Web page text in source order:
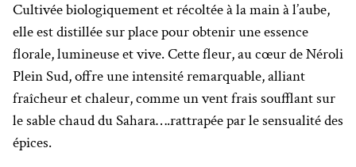
Cultivée biologiquement et récoltée à la main à l’aube,
elle est distillée sur place pour obtenir une essence
florale, lumineuse et vive. Cette fleur, au cœur de Néroli
Plein Sud, offre une intensité remarquable, alliant
fraîcheur et chaleur, comme un vent frais soufflant sur
le sable chaud du Sahara….rattrapée par le sensualité des
épices.